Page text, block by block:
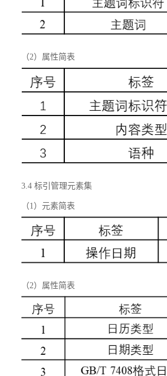
（2）属性简表
3.4 标引管理元素集
（1）元素简表
（2）属性简表